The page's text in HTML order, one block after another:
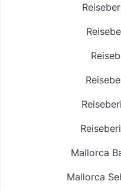
Mallorca
Mallorca